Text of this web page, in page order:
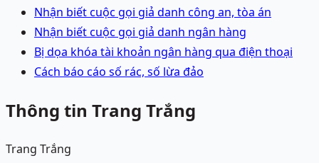
Nhận biết cuộc gọi giả danh công an, tòa án
Nhận biết cuộc gọi giả danh ngân hàng
Bị dọa khóa tài khoản ngân hàng qua điện thoại
Cách báo cáo số rác, số lừa đảo
Thông tin Trang Trắng
Trang Trắng